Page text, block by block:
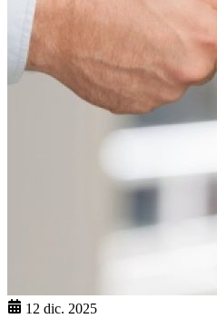
12 dic. 2025